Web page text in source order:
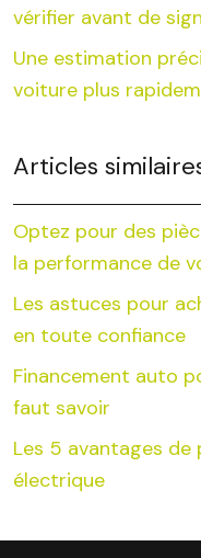
vérifier avant de
Une estimation
voiture plus
Articles
Optez pour des
la performance de
Les astuces pour
en toute confiance
Financement auto
faut savoir
Les 5 avantages
électrique